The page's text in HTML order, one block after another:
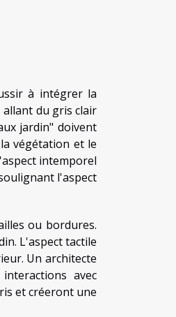
à intégrer la
allant du gris clair
jardin" doivent
végétation et le
intemporel
l'aspect
ou bordures.
L'aspect tactile
Un architecte
avec
et créeront une